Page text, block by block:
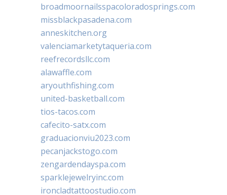
broadmoornailsspacoloradosprings.com
missblackpasadena.com
anneskitchen.org
valenciamarketytaqueria.com
reefrecordsllc.com
alawaffle.com
aryouthfishing.com
united-basketball.com
tios-tacos.com
cafecito-satx.com
graduacionviu2023.com
pecanjackstogo.com
zengardendayspa.com
sparklejewelryinc.com
ironcladtattoostudio.com